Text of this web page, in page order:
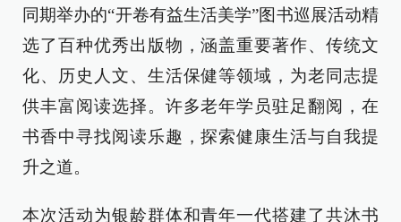
同期举办的“开卷有益生活美学”图书巡展活动精
选了百种优秀出版物，涵盖重要著作、传统文
化、历史人文、生活保健等领域，为老同志提
供丰富阅读选择。许多老年学员驻足翻阅，在
书香中寻找阅读乐趣，探索健康生活与自我提
升之道。
本次活动为银龄群体和青年一代搭建了共沐书